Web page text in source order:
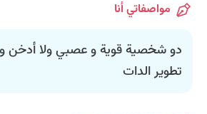
مواصفاتي أنا
دو شخصية قوية و عصبي ولا أدخن
تطوير الدات